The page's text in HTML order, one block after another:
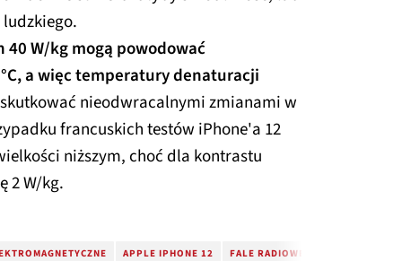
W/kg mogą powodować
a więc temperatury denaturacji
nieodwracalnymi zmianami w
francuskich testów iPhone'a 12
niższym, choć dla kontrastu
2 W/kg.
APPLE IPHONE 12 FALE RADIOWE